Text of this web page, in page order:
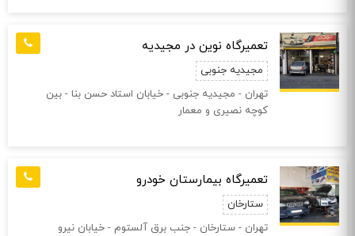
تعمیرگاه نوین در مجیدیه
مجیدیه جنوبی
تهران - مجیدیه جنوبی - خیابان استاد حسن بنا - بین
کوچه نصیری و معمار
تعمیرگاه بیمارستان خودرو
ستارخان
تهران - ستارخان - جنب برق آلستوم - خیابان نیرو